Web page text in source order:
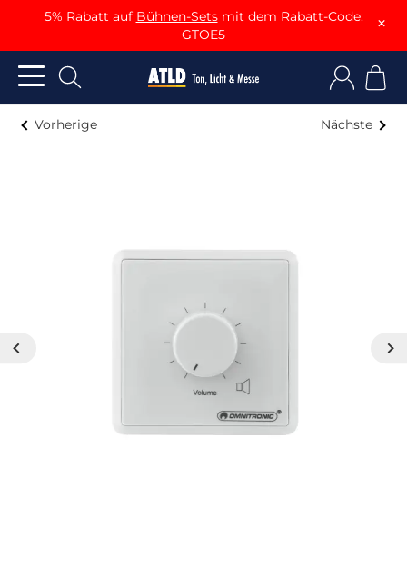
5% Rabatt auf Bühnen-Setsmit dem Rabatt-Code:
GTOE5
×
Vorherige Nächste